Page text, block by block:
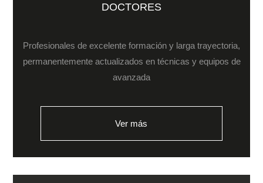
DOCTORES
Profesionales de excelente formación y larga trayectoria,
permanentemente actualizados en técnicas y equipos de
avanzada
Ver más